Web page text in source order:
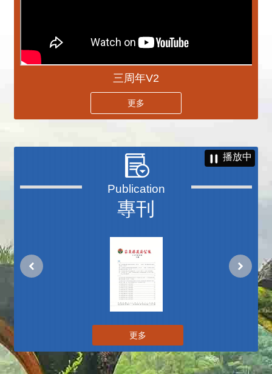
三周年V2
更多
專刊
播放中
更多